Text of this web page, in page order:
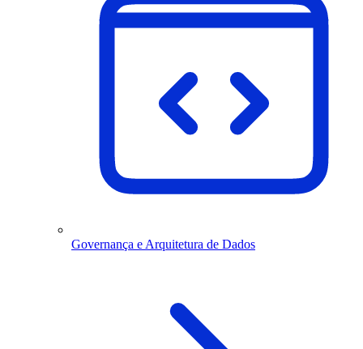
Governança e Arquitetura de Dados